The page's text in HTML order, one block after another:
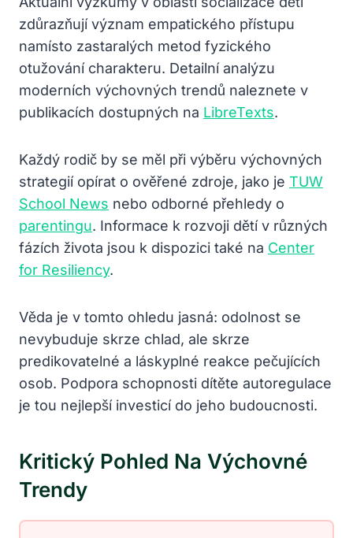
zdůrazňují význam empatického přístupu
namísto zastaralých metod fyzického
otužování charakteru. Detailní analýzu
moderních výchovných trendů naleznete v
publikacích dostupných na LibreTexts.
Každý rodič by se měl při výběru výchovných
strategií opírat o ověřené zdroje, jako je TUW
School News nebo odborné přehledy o
parentingu. Informace k rozvoji dětí v různých
fázích života jsou k dispozici také na Center
for Resiliency.
Věda je v tomto ohledu jasná: odolnost se
nevybuduje skrze chlad, ale skrze
predikovatelné a láskyplné reakce pečujících
osob. Podpora schopnosti dítěte autoregulace
je tou nejlepší investicí do jeho budoucnosti.
Kritický Pohled Na Výchovné
Trendy